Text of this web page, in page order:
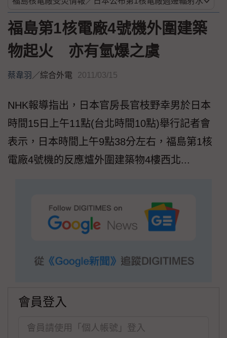
福島第1核電廠4號機外圍建築
物起火 亦有氫爆之虞
蔡韋羽 ／綜合外電 2011/03/15
NHK報導指出，日本官房長官枝野幸男於日本
時間15日上午11點(台北時間10點)舉行記者會
表示，日本時間上午9點38分左右，福島第1核
電廠4號機的反應爐外圍建築物4樓西北...
會員登入